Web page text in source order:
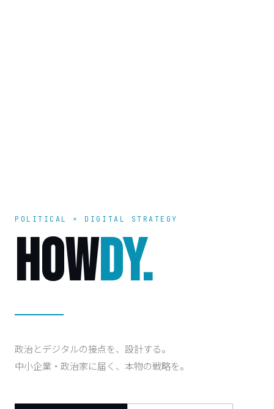
POLITICAL × DIGITAL STRATEGY
HOWDY.
政治とデジタルの接点を、設計する。
中小企業・政治家に届く、本物の戦略を。